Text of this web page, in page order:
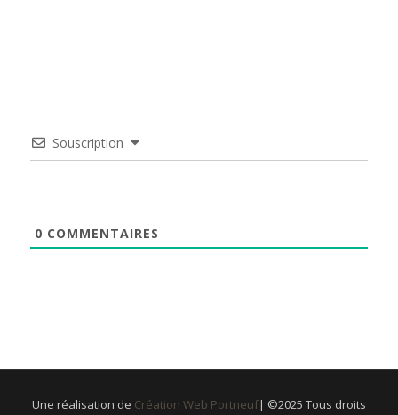
Souscription
0 COMMENTAIRES
Une réalisation de Création Web Portneuf| ©2025 Tous droits